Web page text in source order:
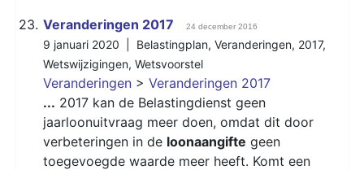
23. Veranderingen 2017 24 december 2016
9 januari 2020 | Belastingplan, Veranderingen, 2017,
Wetswijzigingen, Wetsvoorstel
Veranderingen > Veranderingen 2017
... 2017 kan de Belastingdienst geen
jaarloonuitvraag meer doen, omdat dit door
verbeteringen in de loonaangifte geen
toegevoegde waarde meer heeft. Komt een